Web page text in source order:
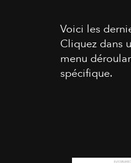
Voici les
Cliquez dans
menu
spécifique.